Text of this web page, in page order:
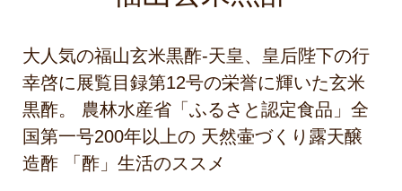
大人気の福山玄米黒酢-天皇、皇后陛下の行
幸啓に展覧目録第12号の栄誉に輝いた玄米
黒酢。 農林水産省「ふるさと認定食品」全
国第一号200年以上の 天然壷づくり露天醸
造酢 「酢」生活のススメ